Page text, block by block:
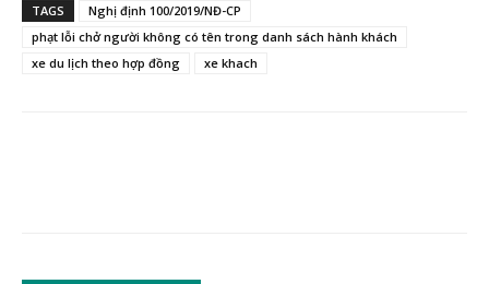
TAGS
Nghị định 100/2019/NĐ-CP
phạt lỗi chở người không có tên trong danh sách hành khách
xe du lịch theo hợp đồng
xe khach